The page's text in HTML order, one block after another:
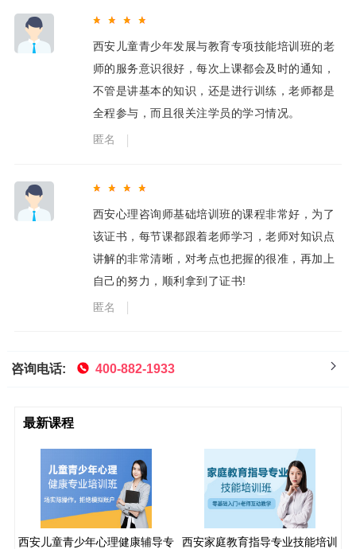
西安儿童青少年发展与教育专项技能培训班的老
师的服务意识很好，每次上课都会及时的通知，
不管是讲基本的知识，还是进行训练，老师都是
全程参与，而且很关注学员的学习情况。
匿名
西安心理咨询师基础培训班的课程非常好，为了
该证书，每节课都跟着老师学习，老师对知识点
讲解的非常清晰，对考点也把握的很准，再加上
自己的努力，顺利拿到了证书!
匿名
咨询电话: 400-882-1933
最新课程
西安儿童青少年心理健康辅导专
西安家庭教育指导专业技能培训